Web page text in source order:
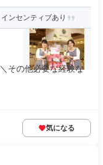
ンセンティブあり
その他必要な経験な
気になる